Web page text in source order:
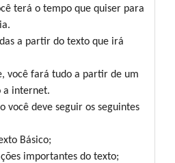
terá o tempo que quiser para
a partir do texto que irá
você fará tudo a partir de um
a internet.
você deve seguir os seguintes
Básico;
importantes do texto;